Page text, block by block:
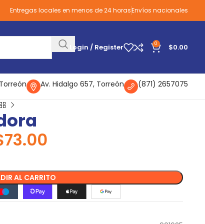
Entregas locales en menos de 24 horasEnvíos nacionales
Login / Register 0 $0.00
Av. Hidalgo 657, Torreón (871) 2657075
73.00
AL CARRITO